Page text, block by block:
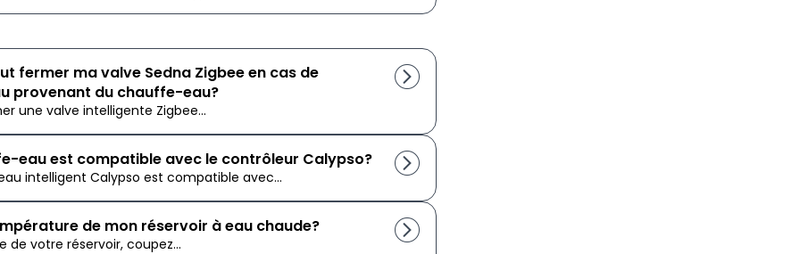
fermer ma valve Sedna Zigbee en cas de
provenant du chauffe-eau?
une valve intelligente Zigbee...
eau est compatible avec le contrôleur Calypso?
intelligent Calypso est compatible avec...
de mon réservoir à eau chaude?
de votre réservoir, coupez...